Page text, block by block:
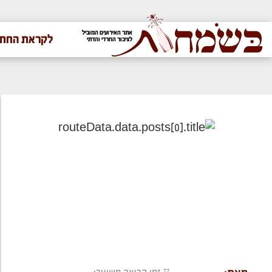
אתר האירועים המוביל
לציבור החרדי והדתי
לקראת